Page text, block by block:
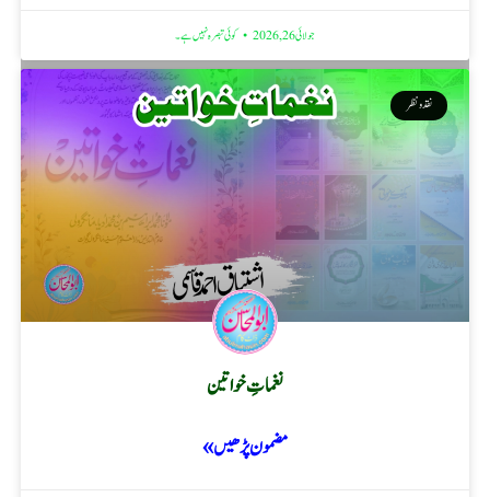
جولائی 26, 2026 کوئی تبصرہ نہیں ہے۔
نقد ونظر
نغماتِ خواتین
مضمون پڑھیں »